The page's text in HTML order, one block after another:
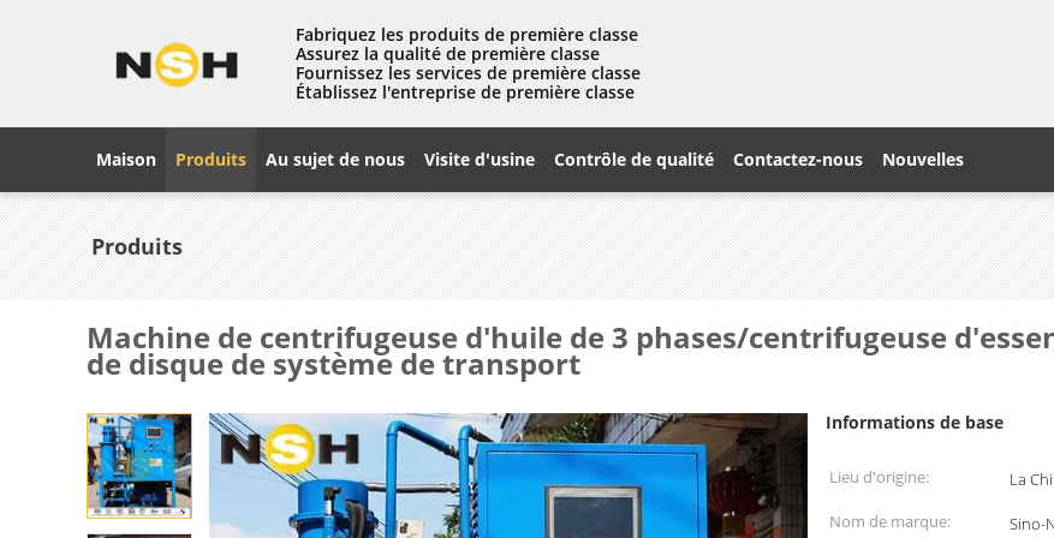
Fabriquez les produits de première classe
Assurez la qualité de première classe
Fournissez les services de première classe
Établissez l'entreprise de première classe
Maison Produits Au sujet de nous Visite d'usine Contrôle de qualité Contactez-nous Nouvelles
Produits
Machine de centrifugeuse d'huile de 3 phases/centrifugeuse
de disque de système de transport
Informations de base
Lieu d'origine:
La
Nom de marque:
Sino-